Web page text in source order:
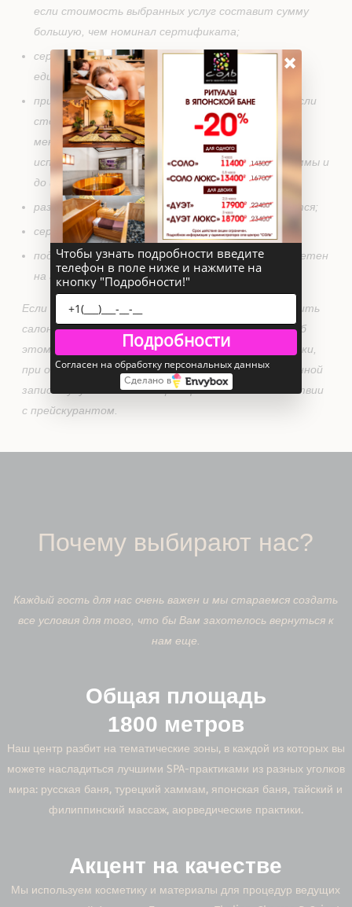
если стоимость выбранных услуг составит сумму
большую, чем номинал сертификата;
сертификат номиналом 5000р, обслуживается
единовременно;
при стоимости сертификата более 5000 руб., если
стоимость выбранных услуг составит сумму
меньшую, чем номинал сертификата, его можно
использовать дальше в пределах оставшейся суммы и
до истечения срока действия;
разница в денежном эквиваленте не выплачивается;
сертификат возврату не подлежит;
подарочный сертификат не может быть приобретен
на акционные программы и процедуры.
Если по каким-либо причинам Вы не можете посетить
салон в назначенное время, просим Вас сообщить об
этом администратору салона не менее чем за сутки,
при отмене менее чем за сутки, услуги по оговоренной
записи будут списаны с сертификата в соответствии
с прейскурантом.
Почему выбирают нас?
Каждый гость для нас очень важен и мы стараемся создать
все условия для того, что бы Вам захотелось вернуться к
нам еще.
Общая площадь
1800 метров
Наш центр разбит на тематические зоны, в каждой из которых вы
можете насладиться лучшими SPA-практиками из разных уголков
мира: русская баня, турецкий хаммам, японская баня, тайский и
филиппинский массаж, аюрведические практики.
Акцент на качестве
Мы используем косметику и материалы для процедур ведущих
×
Чтобы узнать подробности введите
телефон в поле ниже и нажмите на
кнопку "Подробности!"
Подробности
Согласен на обработку персональных данных
Сделано в